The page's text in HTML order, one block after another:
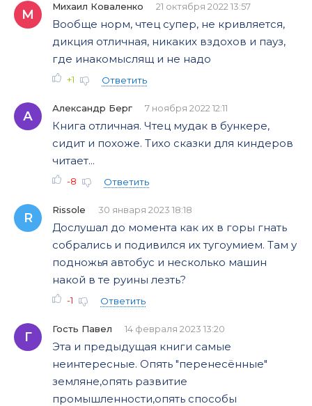
М
Михаил Коваленко 21 октября 2022 13:57
Вообще норм, чтец супер, не кривляется,
дикция отличная, никаких вздохов и пауз,
где инакомыслящ и не надо
+1 Ответить
А
Александр Берг 7 ноября 2022 12:11
Книга отличная. Чтец мудак в бункере,
сидит и похоже. Тихо сказки для киндеров
читает...
-8 Ответить
R
Rissole 30 января 2023 18:18
Дослушал до момента как их в горы гнать
собрались и подивился их тугоумием. Там у
подножья автобус и несколько машин
накой в те руины лезть?
-1 Ответить
Г
Гость Павел 14 февраля 2023 13:20
Эта и предыдущая книги самые
неинтересные. Опять "перенесённые"
земляне,опять развитие
промышленности,опять способы